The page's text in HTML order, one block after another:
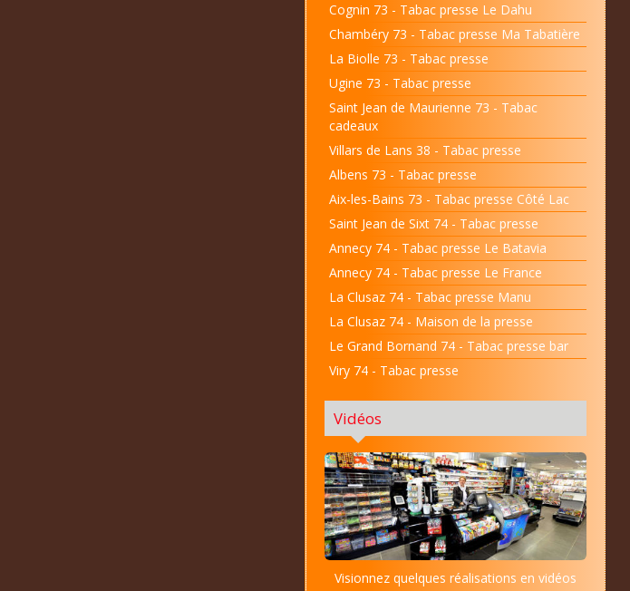
Cognin 73 - Tabac presse Le Dahu
Chambéry 73 - Tabac presse Ma Tabatière
La Biolle 73 - Tabac presse
Ugine 73 - Tabac presse
Saint Jean de Maurienne 73 - Tabac
cadeaux
Villars de Lans 38 - Tabac presse
Albens 73 - Tabac presse
Aix-les-Bains 73 - Tabac presse Côté Lac
Saint Jean de Sixt 74 - Tabac presse
Annecy 74 - Tabac presse Le Batavia
Annecy 74 - Tabac presse Le France
La Clusaz 74 - Tabac presse Manu
La Clusaz 74 - Maison de la presse
Le Grand Bornand 74 - Tabac presse bar
Viry 74 - Tabac presse
Vidéos
Visionnez quelques réalisations en vidéos